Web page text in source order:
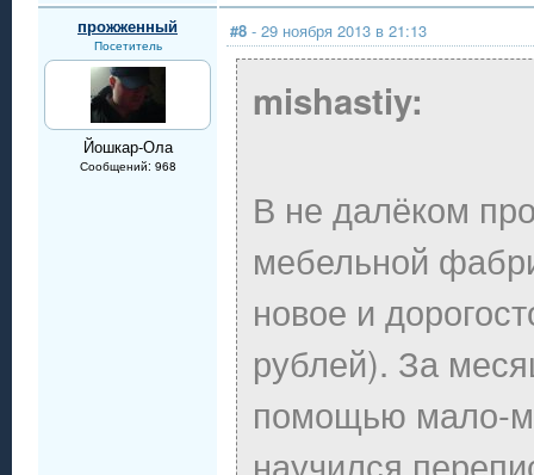
прожженный
Посетитель
Йошкар-Ола
Сообщений: 968
#8 - 29 ноября 2013 в 21:13
mishastiy:
В не далёком
мебельной
новое и
рублей). За
помощью мало-
научился